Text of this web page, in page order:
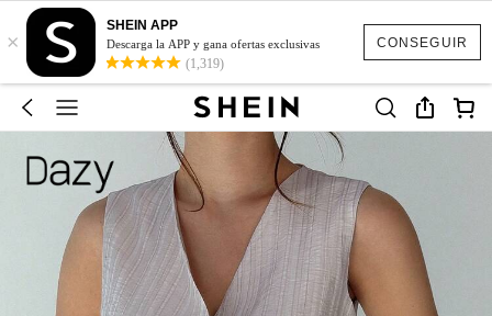
CONSEGUIR
×
SHEIN APP
Descarga la APP y gana ofertas exclusivas
(1,319)